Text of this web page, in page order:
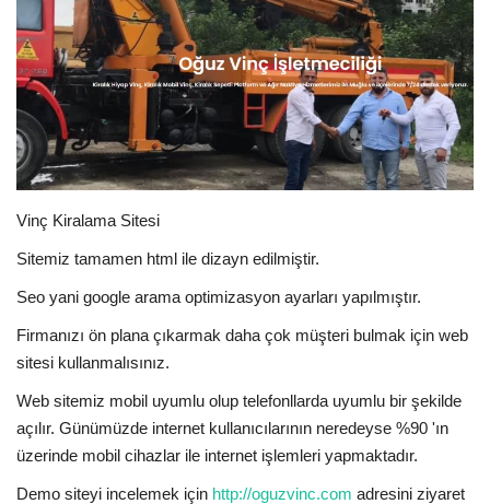
E-Devlet Sistemleri
Enerji
Tubitak
Teknoloji
Makaleler
Programlar
Yazılımlar
Vinç Kiralama Sitesi
Sitemiz tamamen html ile dizayn edilmiştir.
Seo yani google arama optimizasyon ayarları yapılmıştır.
Firmanızı ön plana çıkarmak daha çok müşteri bulmak için web
sitesi kullanmalısınız.
Web sitemiz mobil uyumlu olup telefonllarda uyumlu bir şekilde
açılır. Günümüzde internet kullanıcılarının neredeyse %90 'ın
üzerinde mobil cihazlar ile internet işlemleri yapmaktadır.
Demo siteyi incelemek için http://oguzvinc.com adresini ziyaret